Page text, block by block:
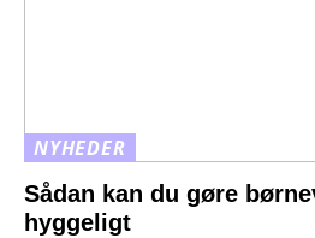
NYHEDER
Sådan kan du gøre
hyggeligt